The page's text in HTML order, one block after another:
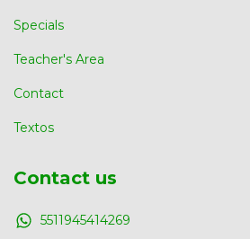
Specials
Teacher's Area
Contact
Textos
Contact us
5511945414269